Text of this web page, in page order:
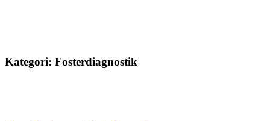
Kategori: Fosterdiagnostik